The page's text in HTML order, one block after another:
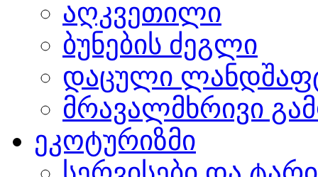
აღკვეთილი
ბუნების ძეგლი
დაცული
მრავალმხრივი
ეკოტურიზმი